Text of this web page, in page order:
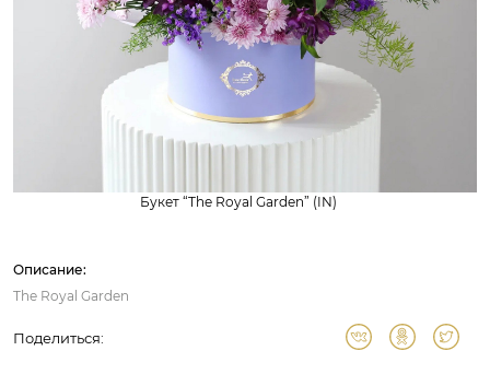
Букет “The Royal Garden” (IN)
Описание:
The Royal Garden
Поделиться: